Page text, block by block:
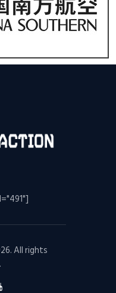
All rights